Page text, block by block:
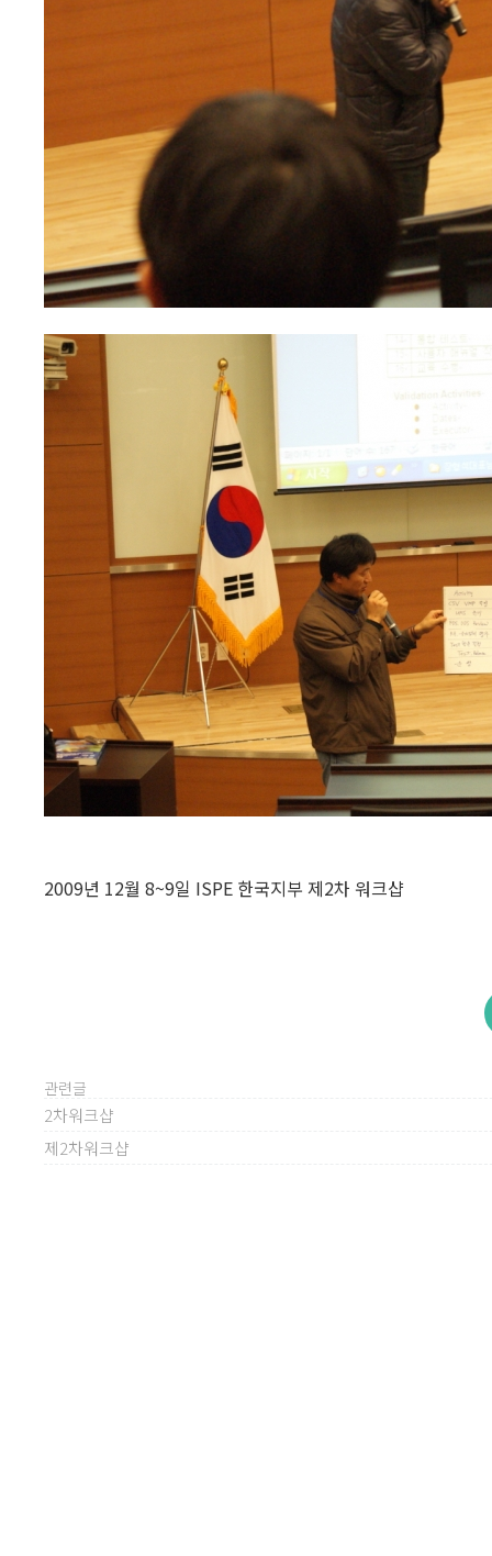
2009년 12월 8~9일 ISPE 한국지부 제2차 워크샵
관련글
2차워크샵
제2차워크샵